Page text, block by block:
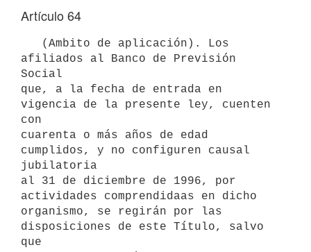
Artículo 64
afiliados al Banco de Previsión
Social
que, a la fecha de entrada en
vigencia de la presente ley, cuenten
con
cuarenta o más años de edad
cumplidos, y no configuren causal
jubilatoria
al 31 de diciembre de 1996, por
actividades comprendidaas en dicho
organismo, se regirán por las
disposiciones de este Título, salvo
que